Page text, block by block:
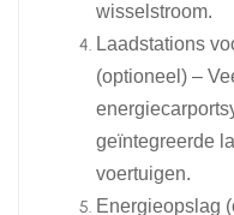
wisselstroom.
Laadstations
(optioneel) –
geïntegreerde
voertuigen.
Energieopslag